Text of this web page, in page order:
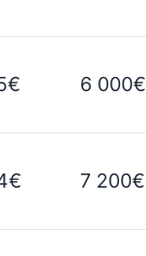
6 000€
7 200€